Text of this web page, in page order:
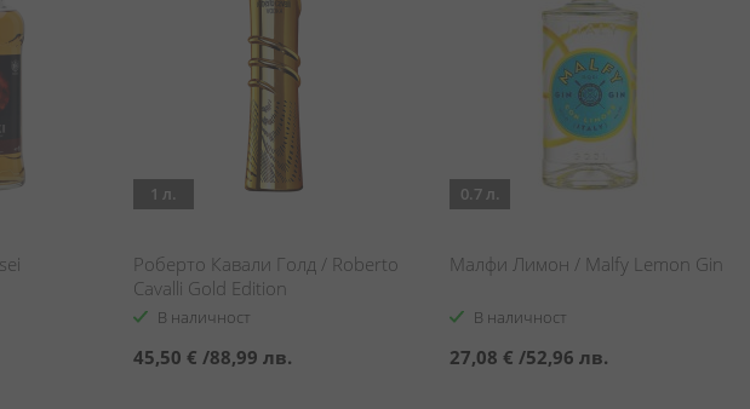
1 л.
Роберто Кавали Голд / Roberto
Cavalli Gold Edition
В наличност
45,50 € /88,99 лв.
0.7 л.
Малфи Лимон / Malfy Lemon Gin
В наличност
27,08 € /52,96 лв.